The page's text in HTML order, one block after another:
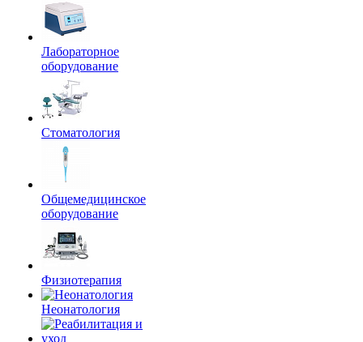
Лабораторное
оборудование
Стоматология
Общемедицинское
оборудование
Физиотерапия
Неонатология